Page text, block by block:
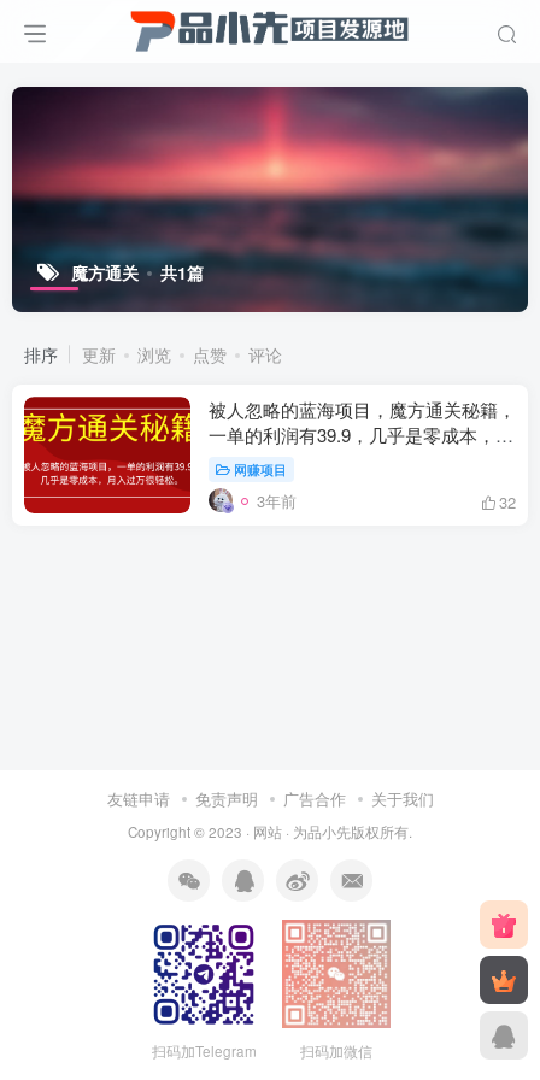
魔方通关 共1篇
排序 更新 浏览 点赞 评论
被人忽略的蓝海项目，魔方通关秘籍，
一单的利润有39.9，几乎是零成本，月
入过万很轻松【揭秘】
网赚项目
3年前 32
友链申请 免责声明 广告合作 关于我们
Copyright © 2023 · 网站 · 为品小先版权所有.
扫码加Telegram 扫码加微信